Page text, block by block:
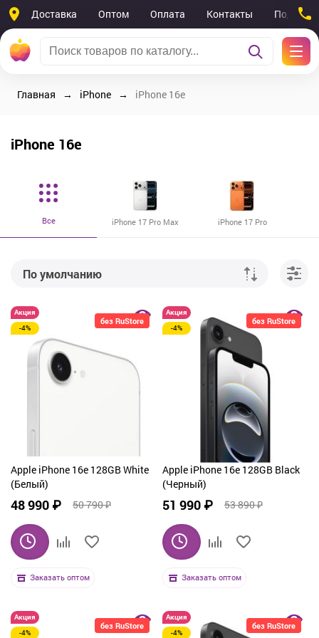
Доставка Оптом Оплата Контакты
Главная iPhone iPhone 16e
iPhone 16e
Все iPhone 17 Pro Max iPhone 17 Pro
По умолчанию
От дешевых к дорогим
От дорогих к дешевым
По рейтингу
По названию
без RuStore
Акция
-4%
Apple iPhone 16e 128GB White
(Белый)
48 990 ₽ 50 790 ₽
Заказать оптом
без RuStore
Акция
-4%
Apple iPhone 16e 128GB Black
(Черный)
51 990 ₽ 53 890 ₽
Заказать оптом
без RuStore
Акция
-4%
без RuStore
Акция
-4%